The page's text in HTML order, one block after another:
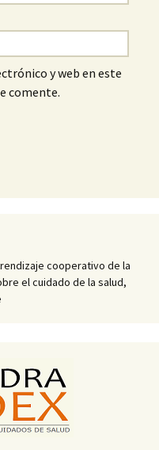
y web en este
comente.
cooperativo de la
el cuidado de la salud,